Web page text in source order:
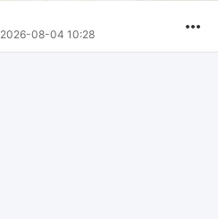
2026-08-04 10:28